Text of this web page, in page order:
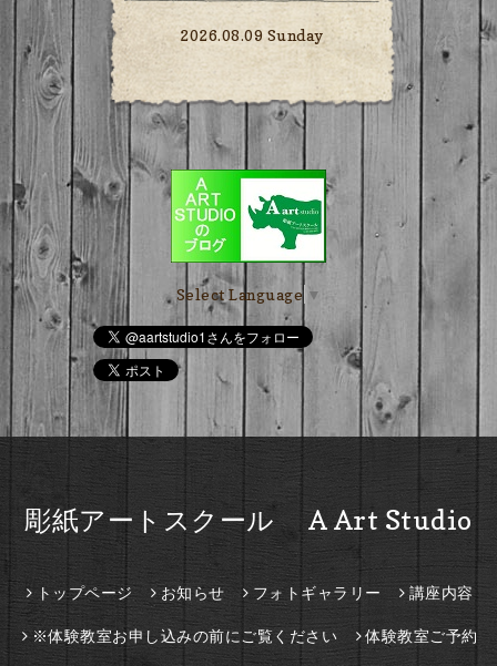
2026.08.09 Sunday
Select Language ▼
彫紙アートスクール A Art Studio
トップページ お知らせ フォトギャラリー 講座内容
※体験教室お申し込みの前にご覧ください 体験教室ご予約